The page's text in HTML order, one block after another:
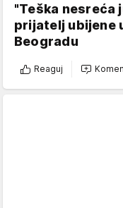
"Teška nesreća
prijatelj ubijene
Beogradu
Reaguj